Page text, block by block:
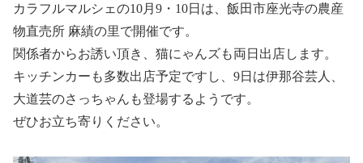
カラフルマルシェの10月9・10日は、飯田市座光寺の農産
物直売所 麻績の里で開催です。
関係者からお誘い頂き、猫にゃんズも両日出店します。
キッチンカーも多数出店予定ですし、9日は伊那谷芸人、
大道芸のさっちゃんも登場するようです。
ぜひお立ち寄りください。